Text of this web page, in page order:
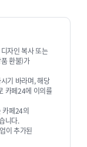
자인 복사 또는
환불)가
기 바라며, 해당
카페24에 이의를
카페24의
니다.
이 추가된